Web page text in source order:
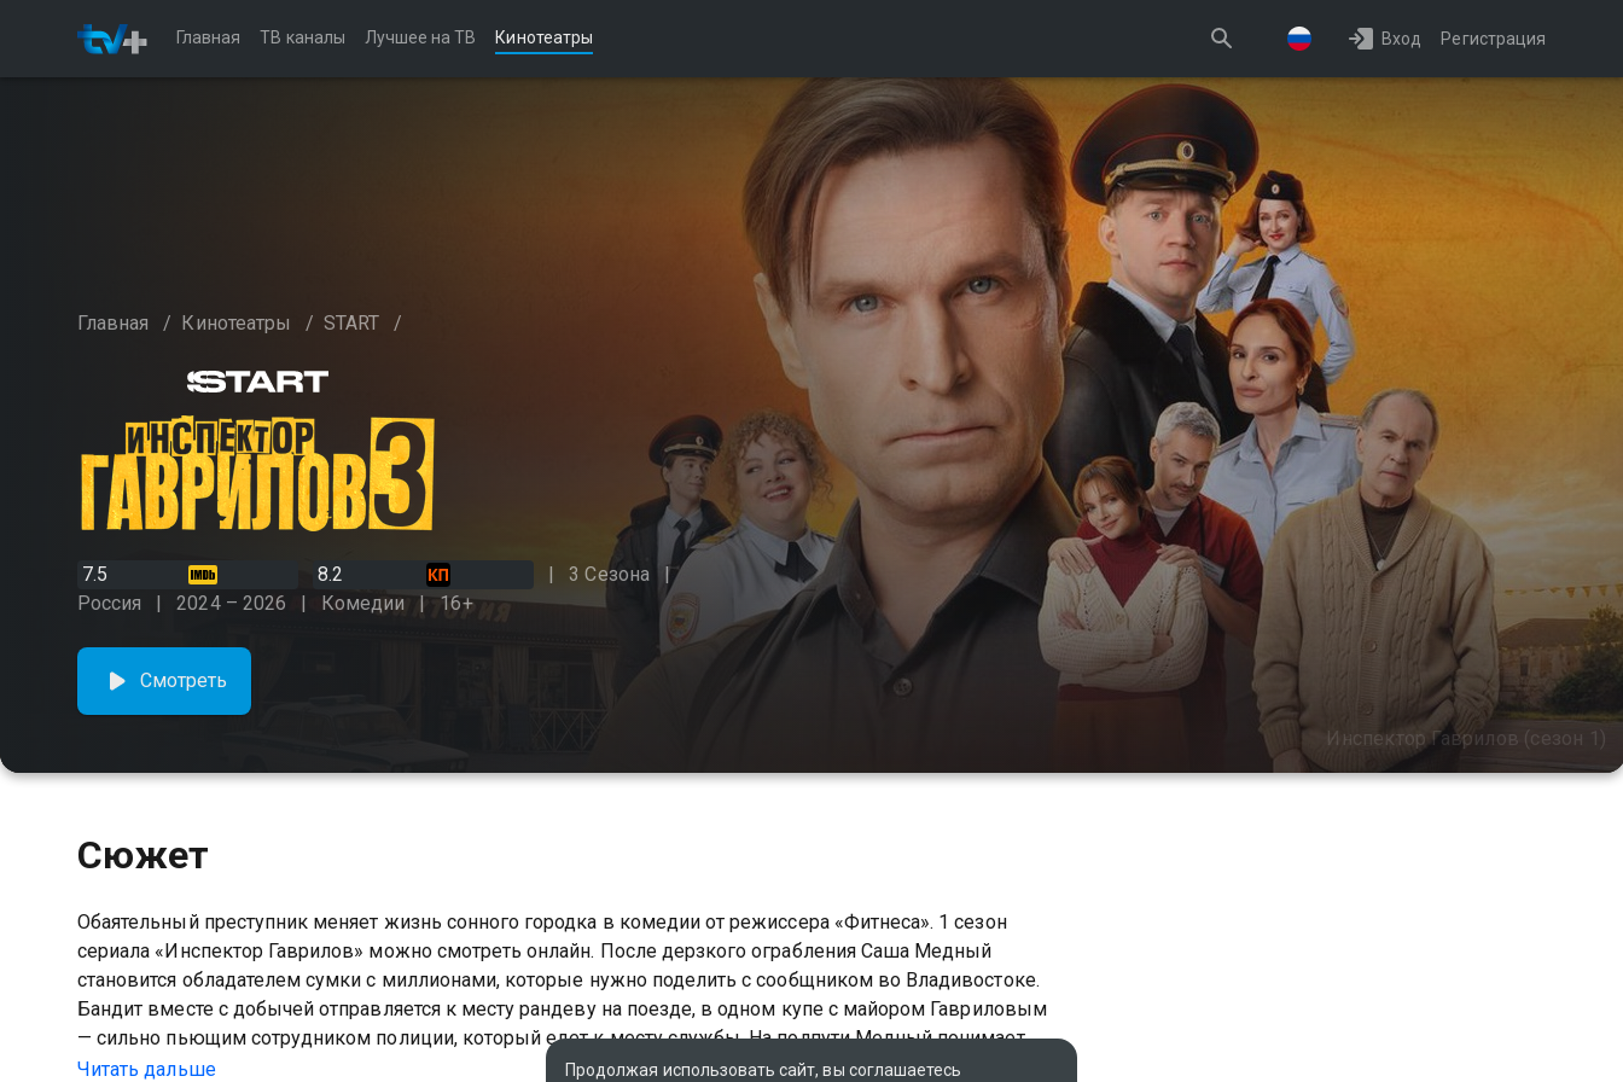
Главная ТВ каналы Лучшее на ТВ Кинотеатры Вход Регистрация
Главная / Кинотеатры / START /
7.5 8.2
3 Сезона
Россия
2024 – 2026 Комедии 16+
Инспектор Гаврилов (сезон 1)
Смотреть
Сюжет
Обаятельный преступник меняет жизнь сонного городка в комедии от режиссера «Фитнеса». 1 сезон
сериала «Инспектор Гаврилов» можно смотреть онлайн. После дерзкого ограбления Саша Медный
становится обладателем сумки с миллионами, которые нужно поделить с сообщником во Владивостоке.
Бандит вместе с добычей отправляется к месту рандеву на поезде, в одном купе с майором Гавриловым
— сильно пьющим сотрудником полиции, который едет к месту службы. На полпути Медный понимает,
что все идет не по плану и пора прятаться. С документами и личностью соседа по вагону, а также сумкой,
Читать дальше Продолжая использовать сайт, вы соглашаетесь